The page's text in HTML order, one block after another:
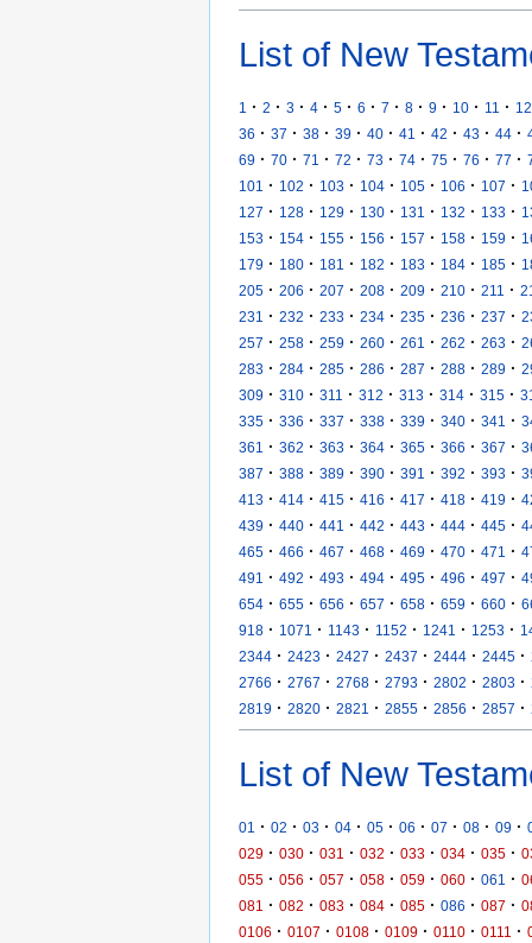
List of New
1 · 2 · 3 · 4 · 5 · 6 · 7 · 8 · 9 · 10 · 11 · 12
36 · 37 · 38 · 39 · 40 · 41 · 42 · 43 · 44 ·
69 · 70 · 71 · 72 · 73 · 74 · 75 · 76 · 77 ·
101
· 102 · 103 · 104 · 105 · 106 · 107 ·
127 · 128 · 129 · 130 · 131 · 132 · 133 ·
153 · 154 · 155 · 156 · 157 · 158 · 159 ·
179 · 180 · 181 · 182 · 183 · 184 · 185 ·
205 · 206 · 207 · 208 · 209 · 210 · 211 ·
231
· 232 · 233 · 234 · 235 · 236 · 237 ·
257 · 258 · 259 · 260 · 261 · 262 · 263 ·
283 · 284 · 285 · 286 · 287 · 288 · 289 ·
309 · 310 · 311 · 312 · 313 · 314 · 315 ·
335 · 336 · 337 · 338 · 339 · 340 · 341 ·
361
· 362 · 363 · 364 · 365 · 366 · 367 ·
387 · 388 · 389 · 390 · 391 · 392 · 393 ·
413 · 414 · 415 · 416 · 417 · 418 · 419 ·
439 · 440 · 441 · 442 · 443 · 444 · 445 ·
465 · 466 · 467 · 468 · 469 · 470 · 471 ·
491
· 492 · 493 · 494 · 495 · 496 · 497 ·
654 · 655 · 656 · 657 · 658 · 659 · 660 ·
918 · 1071 · 1143 · 1152 · 1241 · 1253 ·
2344 · 2423 · 2427 · 2437 · 2444 · 2445 ·
2766 · 2767 · 2768 · 2793 · 2802 · 2803 ·
2819 · 2820 · 2821 · 2855 · 2856 · 2857 ·
List of New
01 · 02 · 03 · 04 · 05 · 06 · 07 · 08 · 09 ·
029 · 030 · 031 · 032 · 033 · 034 · 035 ·
055 · 056 · 057 · 058 · 059 · 060 · 061 ·
081
· 082 · 083 · 084 · 085 · 086 · 087 ·
0106 · 0107 · 0108 · 0109 · 0110 · 0111 ·